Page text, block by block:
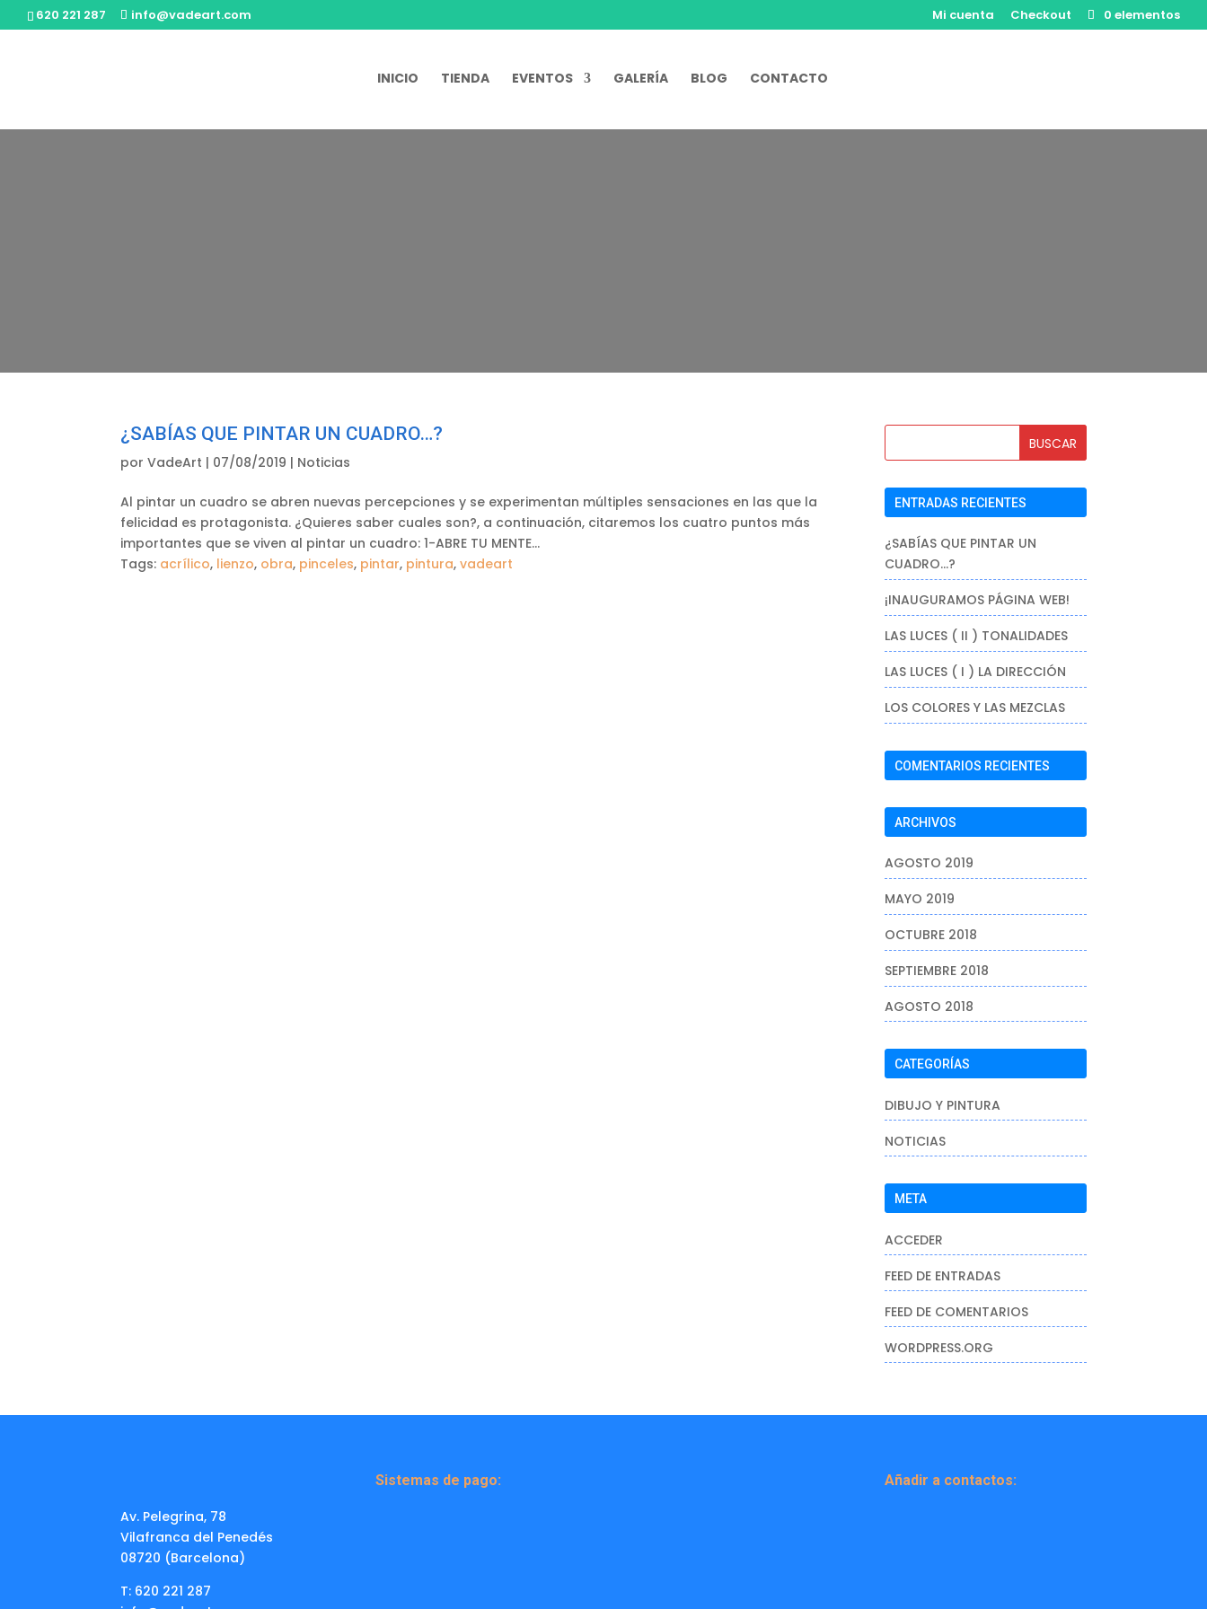
620 221 287 info@vadeart.com Mi cuenta Checkout 0 elementos
INICIO TIENDA EVENTOS GALERÍA BLOG CONTACTO
¿SABÍAS QUE PINTAR UN CUADRO…?
porVadeArt | 07/08/2019 | Noticias
Al pintar un cuadro se abren nuevas percepciones y se experimentan múltiples sensaciones en las que la
felicidad es protagonista. ¿Quieres saber cuales son?, a continuación, citaremos los cuatro puntos más
importantes que se viven al pintar un cuadro: 1-ABRE TU MENTE...
Tags: acrílico, lienzo, obra, pinceles, pintar, pintura,vadeart
ENTRADAS RECIENTES
¿SABÍAS QUE PINTAR UN
CUADRO…?
¡INAUGURAMOS PÁGINA WEB!
LAS LUCES ( II ) TONALIDADES
LAS LUCES ( I ) LA DIRECCIÓN
LOS COLORES Y LAS MEZCLAS
COMENTARIOS RECIENTES
ARCHIVOS
AGOSTO 2019
MAYO 2019
OCTUBRE 2018
SEPTIEMBRE 2018
AGOSTO 2018
CATEGORÍAS
DIBUJO Y PINTURA
NOTICIAS
META
ACCEDER
FEED DE ENTRADAS
FEED DE COMENTARIOS
WORDPRESS.ORG
Av. Pelegrina, 78
Vilafranca del Penedés
08720 (Barcelona)
T: 620 221 287
Sistemas de pago: Añadir a contactos: